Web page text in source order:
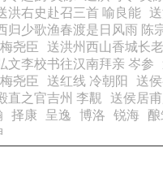
洪右史赴召三首 喻良能
归少歌渔春渡是日风雨 陈
尧臣
送洪州西山香城长
文李校书往汉南拜亲 岑参
尧臣
送红线 冷朝阳
送
直之官吉州 李覯
送侯居
择康 呈逸 博洛 锐海